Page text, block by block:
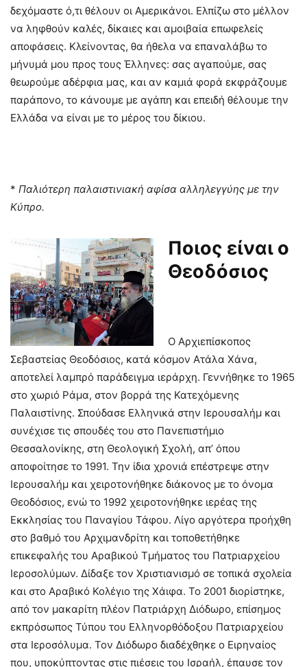
δεχόμαστε ό,τι θέλουν οι Αμερικάνοι. Ελπίζω στο μέλλον
να ληφθούν καλές, δίκαιες και αμοιβαία επωφελείς
αποφάσεις. Κλείνοντας, θα ήθελα να επαναλάβω το
μήνυμά μου προς τους Έλληνες: σας αγαπούμε, σας
θεωρούμε αδέρφια μας, και αν καμιά φορά εκφράζουμε
παράπονο, το κάνουμε με αγάπη και επειδή θέλουμε την
Ελλάδα να είναι με το μέρος του δίκιου.
* Παλιότερη παλαιστινιακή αφίσα αλληλεγγύης με την
Κύπρο.
Ποιος είναι ο
Θεοδόσιος
Ο Αρχιεπίσκοπος
Σεβαστείας Θεοδόσιος, κατά κόσμον Ατάλα Χάνα,
αποτελεί λαμπρό παράδειγμα ιεράρχη. Γεννήθηκε το 1965
στο χωριό Ράμα, στον βορρά της Κατεχόμενης
Παλαιστίνης. Σπούδασε Ελληνικά στην Ιερουσαλήμ και
συνέχισε τις σπουδές του στο Πανεπιστήμιο
Θεσσαλονίκης, στη Θεολογική Σχολή, απ’ όπου
αποφοίτησε το 1991. Την ίδια χρονιά επέστρεψε στην
Ιερουσαλήμ και χειροτονήθηκε διάκονος με το όνομα
Θεοδόσιος, ενώ το 1992 χειροτονήθηκε ιερέας της
Εκκλησίας του Παναγίου Τάφου. Λίγο αργότερα προήχθη
στο βαθμό του Αρχιμανδρίτη και τοποθετήθηκε
επικεφαλής του Αραβικού Τμήματος του Πατριαρχείου
Ιεροσολύμων. Δίδαξε τον Χριστιανισμό σε τοπικά σχολεία
και στο Αραβικό Κολέγιο της Χάιφα. Το 2001 διορίστηκε,
από τον μακαρίτη πλέον Πατριάρχη Διόδωρο, επίσημος
εκπρόσωπος Τύπου του Ελληνορθόδοξου Πατριαρχείου
στα Ιεροσόλυμα. Τον Διόδωρο διαδέχθηκε ο Ειρηναίος
που, υποκύπτοντας στις πιέσεις του Ισραήλ, έπαυσε τον